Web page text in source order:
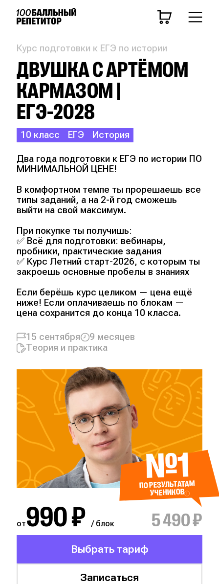
Курс подготовки к ЕГЭ по истории
ДВУШКА С АРТЁМОМ
КАРМАЗОМ |
ЕГЭ-2028
10 класс ЕГЭ История
Два года подготовки к ЕГЭ по истории ПО
МИНИМАЛЬНОЙ ЦЕНЕ!
В комфортном темпе ты прорешаешь все
типы заданий, а на 2-й год сможешь
выйти на свой максимум.
При покупке ты получишь:
✅ Всё для подготовки: вебинары,
пробники, практические задания
✅ Курс Летний старт-2026, с которым ты
закроешь основные пробелы в знаниях
Если берёшь курс целиком — цена ещё
ниже! Если оплачиваешь по блокам —
цена сохранится до конца 10 класса.
15 сентября
9 месяцев
Теория и практика
№1
ПО РЕЗУЛЬТАТАМ
УЧЕНИКОВ
Выбрать тариф
Записаться
от990 ₽ / блок 5 490 ₽